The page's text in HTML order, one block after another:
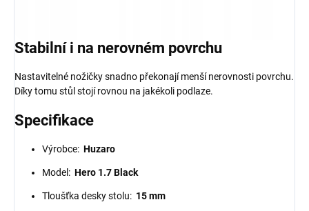
Stabilní i na nerovném povrchu
Nastavitelné nožičky snadno překonají menší nerovnosti povrchu.
Díky tomu stůl stojí rovnou na jakékoli podlaze.
Specifikace
Výrobce: Huzaro
Model: Hero 1.7 Black
Tloušťka desky stolu: 15 mm